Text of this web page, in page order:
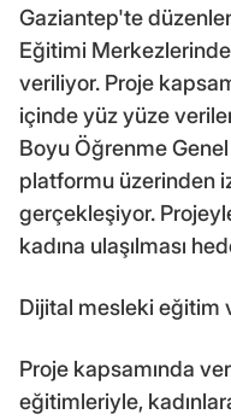
Gaziantep'te
Eğitimi
veriliyor. Proje
içinde yüz yüze
Boyu Öğrenme
platformu üzerinden
gerçekleşiyor.
kadına ulaşılması
Dijital mesleki eğitim
Proje kapsamında
eğitimleriyle,